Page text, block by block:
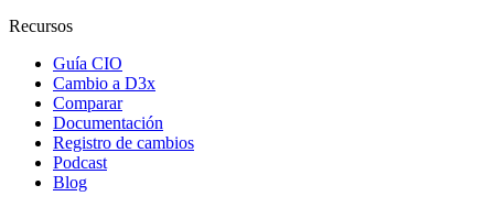
Recursos
Guía CIO
Cambio a D3x
Comparar
Documentación
Registro de cambios
Podcast
Blog